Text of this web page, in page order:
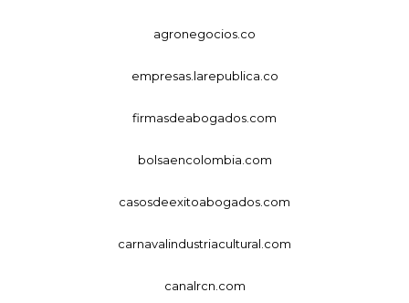
agronegocios.co
empresas.larepublica.co
firmasdeabogados.com
bolsaencolombia.com
casosdeexitoabogados.com
carnavalindustriacultural.com
canalrcn.com